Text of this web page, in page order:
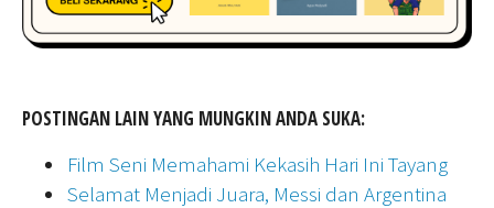
POSTINGAN LAIN YANG MUNGKIN ANDA SUKA:
Film Seni Memahami Kekasih Hari Ini Tayang
Selamat Menjadi Juara, Messi dan Argentina